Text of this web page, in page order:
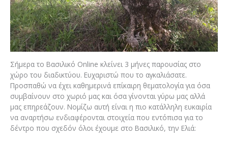
Σήμερα το Βασιλικό Online κλείνει 3 μήνες παρουσίας στο
χώρο του διαδικτύου. Ευχαριστώ που το αγκαλιάσατε.
Προσπαθώ να έχει καθημερινά επίκαιρη θεματολογία για όσα
συμβαίνουν στο χωριό μας και όσα γίνονται γύρω μας αλλά
μας επηρεάζουν. Νομίζω αυτή είναι η πιο κατάλληλη ευκαιρία
να αναρτήσω ενδιαφέρονται στοιχεία που εντόπισα για το
δέντρο που σχεδόν όλοι έχουμε στο Βασιλικό, την Ελιά: